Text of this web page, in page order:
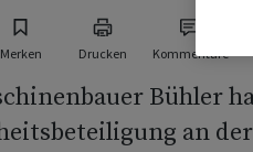
Merken Drucken Kommentare
Bühler
an